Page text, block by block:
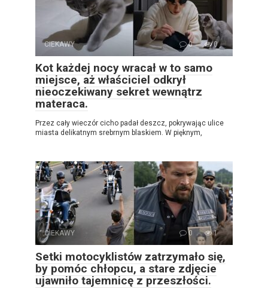
CIEKAWY 0 0
Kot każdej nocy wracał w to samo
miejsce, aż właściciel odkrył
nieoczekiwany sekret wewnątrz
materaca.
Przez cały wieczór cicho padał deszcz, pokrywając ulice
miasta delikatnym srebrnym blaskiem. W pięknym,
CIEKAWY 0 1
Setki motocyklistów zatrzymało się,
by pomóc chłopcu, a stare zdjęcie
ujawniło tajemnicę z przeszłości.